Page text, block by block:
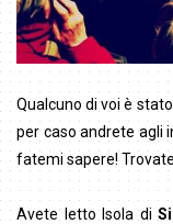
Qualcuno di voi è
per caso andrete agli
fatemi sapere!
Avete letto Isola di